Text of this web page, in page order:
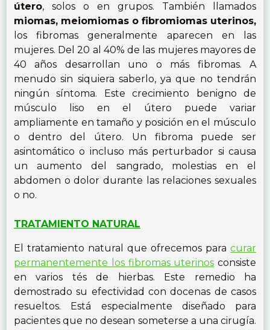
útero, solos o en grupos. También llamados
miomas, meiomiomas o fibromiomas uterinos,
los fibromas generalmente aparecen en las
mujeres. Del 20 al 40% de las mujeres mayores de
40 años desarrollan uno o más fibromas. A
menudo sin siquiera saberlo, ya que no tendrán
ningún síntoma. Este crecimiento benigno de
músculo liso en el útero puede variar
ampliamente en tamaño y posición en el músculo
o dentro del útero. Un fibroma puede ser
asintomático o incluso más perturbador si causa
un aumento del sangrado, molestias en el
abdomen o dolor durante las relaciones sexuales
o no.
TRATAMIENTO NATURAL
El tratamiento natural que ofrecemos para curar
permanentemente los fibromas uterinos consiste
en varios tés de hierbas. Este remedio ha
demostrado su efectividad con docenas de casos
resueltos. Está especialmente diseñado para
pacientes que no desean someterse a una cirugía.